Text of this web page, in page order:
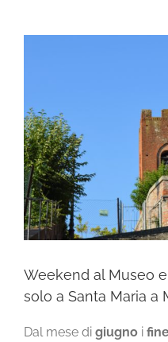
Weekend al Museo
solo a Santa Maria a
Dal mese di giugno i